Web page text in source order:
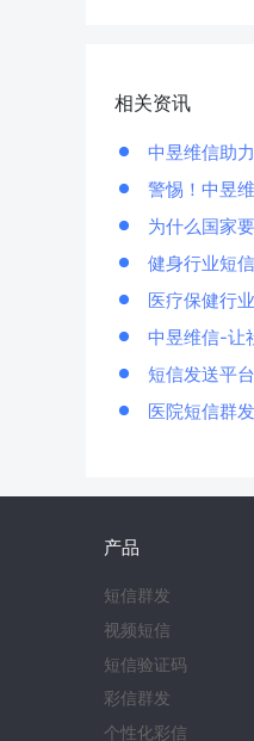
相关资讯
中昱维信助
警惕！中昱
为什么国家
健身行业短
医疗保健行
中昱维信-让
短信发送平
医院短信群
产品
短信群发
视频短信
短信验证码
彩信群发
个性化彩信